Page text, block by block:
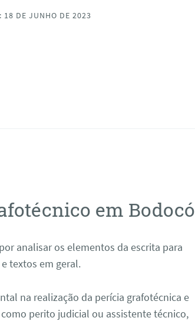
18 DE JUNHO DE 2023
em Bodocó
analisar os elementos da escrita para
textos em geral.
na realização da perícia grafotécnica e
perito judicial ou assistente técnico,